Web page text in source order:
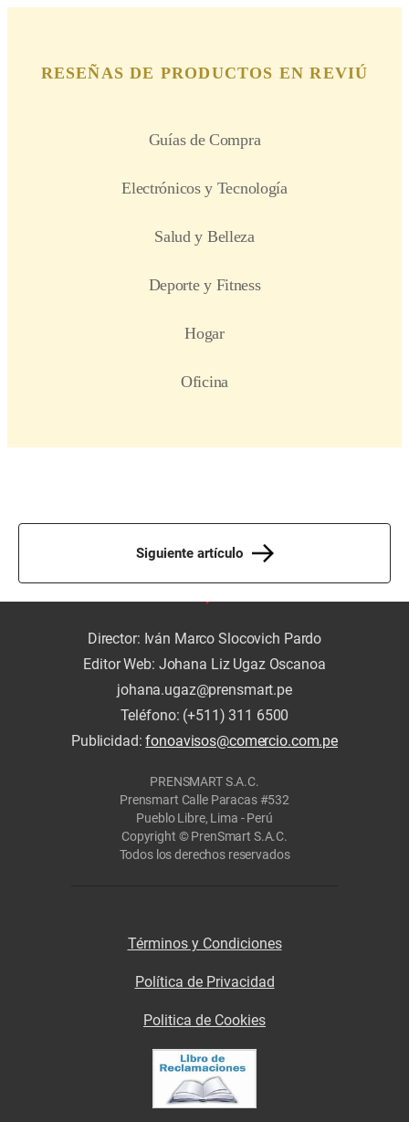
Siguiente artículo
Director: Iván Marco Slocovich Pardo
Editor Web: Johana Liz Ugaz Oscanoa
johana.ugaz@prensmart.pe
Teléfono: (+511) 311 6500
Publicidad:fonoavisos@comercio.com.pe
PRENSMART S.A.C.
Prensmart Calle Paracas #532
Pueblo Libre, Lima - Perú
Copyright © PrenSmart S.A.C.
Todos los derechos reservados
Términos y Condiciones
Política de Privacidad
Politica de Cookies